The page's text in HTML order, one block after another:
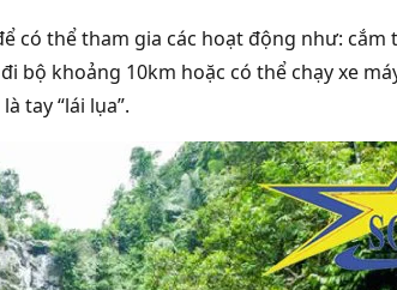
có thể tham gia các hoạt động như:
bộ khoảng 10km hoặc có thể chạy xe
tay “lái lụa”.